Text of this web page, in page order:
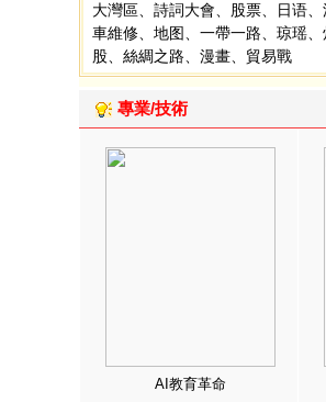
大灣區
詩詞大會 股票 日语
車維修
地图 一帶一路 琼瑶
股
絲綢之路 漫畫 貿易戰
專業/技術
AI教育革命